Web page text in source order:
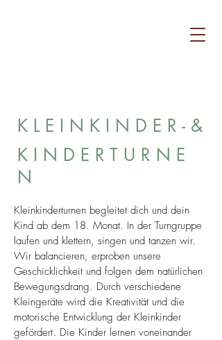
K L E I N K I N D E R - &
K I N D E R T U R N E
N
Kleinkinderturnen begleitet dich und dein
Kind ab dem 18. Monat. In der Turngruppe
laufen und klettern, singen und tanzen wir.
Wir balancieren, erproben unsere
Geschicklichkeit und folgen dem natürlichen
Bewegungsdrang. Durch verschiedene
Kleingeräte wird die Kreativität und die
motorische Entwicklung der Kleinkinder
gefördert. Die Kinder lernen voneinander